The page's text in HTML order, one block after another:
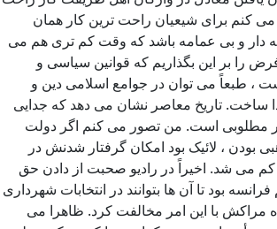
کنم برای شیعیان راحت ترین کار همان
دار و بی عمامه باشد که وقت کم تری هم می
را بر این بگذاریم که قوانین سیاسی و
، طبعاً می توان در جوامع اسلامی دین و
ساخت. تاریخ معاصر نشان می دهد که جدایی
مطلوبی است. من تصور می کنم اگر دولت
بودن ، لائیک بود امکان گرفتار شدنش در
کم می شد. اخیراً در رادیو صحبت از دادن حق
بود تا آن ها بتوانند در انتخابات شهرداری
مراکش با این امر مخالفت کرد. ظاهرا می